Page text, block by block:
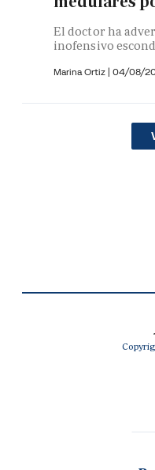
El doctor ha
inofensivo
Marina Ortiz | 04/08/